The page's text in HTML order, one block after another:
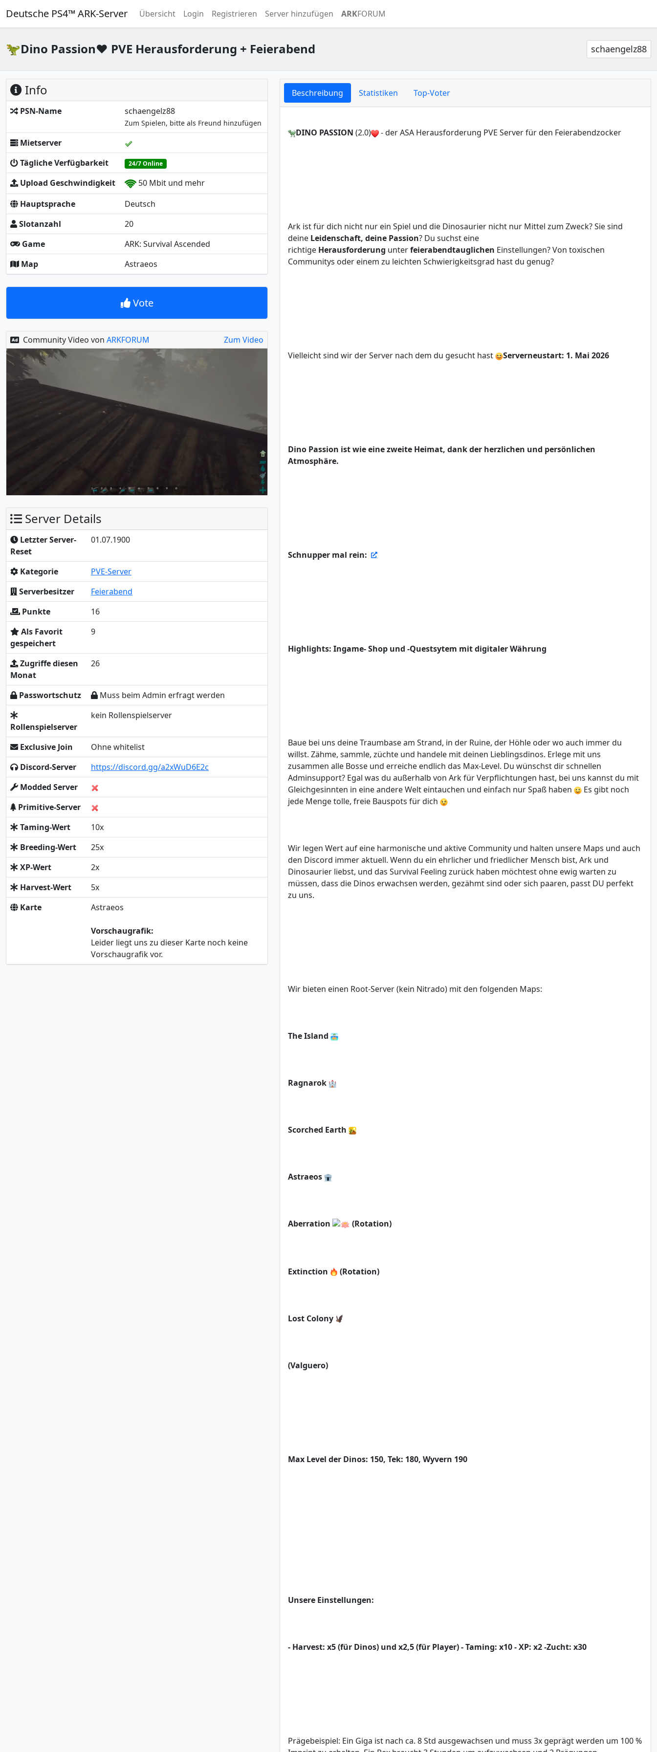
Deutsche PS4™ ARK-Server Übersicht Login Registrieren Server hinzufügen ARKFORUM
🦖Dino Passion❤️ PVE Herausforderung + Feierabend schaengelz88
Info
PSN-Name schaengelz88
Zum Spielen, bitte als Freund hinzufügen
Mietserver
Tägliche Verfügbarkeit
24/7 Online
Upload Geschwindigkeit
50 Mbit und mehr
Hauptsprache
Deutsch
Slotanzahl
20
Game
ARK: Survival Ascended
Map
Astraeos
Vote
Community Video von ARKFORUM Zum Video
Server Details
Letzter Server-
Reset
01.07.1900
Kategorie
PVE-Server
Serverbesitzer
Feierabend
Punkte
16
Als Favorit
gespeichert
9
Zugriffe diesen
Monat
26
Passwortschutz Muss beim Admin erfragt werden
Rollenspielserver
kein Rollenspielserver
Exclusive Join
Ohne whitelist
Discord-Server
https://discord.gg/a2xWuD6E2c
Modded Server
Primitive-Server
Taming-Wert
10x
Breeding-Wert
25x
XP-Wert
2x
Harvest-Wert
5x
Karte
Astraeos
Vorschaugrafik:
Leider liegt uns zu dieser Karte noch keine
Vorschaugrafik vor.
Beschreibung Statistiken Top-Voter
DINO PASSION (2.0) - der ASA Herausforderung PVE Server für den Feierabendzocker
Ark ist für dich nicht nur ein Spiel und die Dinosaurier nicht nur Mittel zum Zweck? Sie sind
deine Leidenschaft, deine Passion? Du suchst eine
richtige Herausforderung unterfeierabendtauglichen Einstellungen? Von toxischen
Communitys oder einem zu leichten Schwierigkeitsgrad hast du genug?
Vielleicht sind wir der Server nach dem du gesucht hast Serverneustart: 1. Mai 2026
Dino Passion ist wie eine zweite Heimat, dank der herzlichen und persönlichen
Atmosphäre.
Schnupper mal rein:
Highlights: Ingame- Shop und -Questsytem mit digitaler Währung
Baue bei uns deine Traumbase am Strand, in der Ruine, der Höhle oder wo auch immer du
willst. Zähme, sammle, züchte und handele mit deinen Lieblingsdinos. Erlege mit uns
zusammen alle Bosse und erreiche endlich das Max-Level. Du wünschst dir schnellen
Adminsupport? Egal was du außerhalb von Ark für Verpflichtungen hast, bei uns kannst du mit
Gleichgesinnten in eine andere Welt eintauchen und einfach nur Spaß haben
Es gibt noch
jede Menge tolle, freie Bauspots für dich
Wir legen Wert auf eine harmonische und aktive Community und halten unsere Maps und auch
den Discord immer aktuell. Wenn du ein ehrlicher und friedlicher Mensch bist, Ark und
Dinosaurier liebst, und das Survival Feeling zurück haben möchtest ohne ewig warten zu
müssen, dass die Dinos erwachsen werden, gezähmt sind oder sich paaren, passt DU perfekt
zu uns.
Wir bieten einen Root-Server (kein Nitrado) mit den folgenden Maps:
The Island
Ragnarok
Scorched Earth
Astraeos
Aberration (Rotation)
Extinction (Rotation)
Lost Colony
(Valguero)
Max Level der Dinos: 150, Tek: 180, Wyvern 190
Unsere Einstellungen:
- Harvest: x5 (für Dinos) und x2,5 (für Player) - Taming: x10 - XP: x2 -Zucht: x30
Prägebeispiel: Ein Giga ist nach ca. 8 Std ausgewachsen und muss 3x geprägt werden um 100 %